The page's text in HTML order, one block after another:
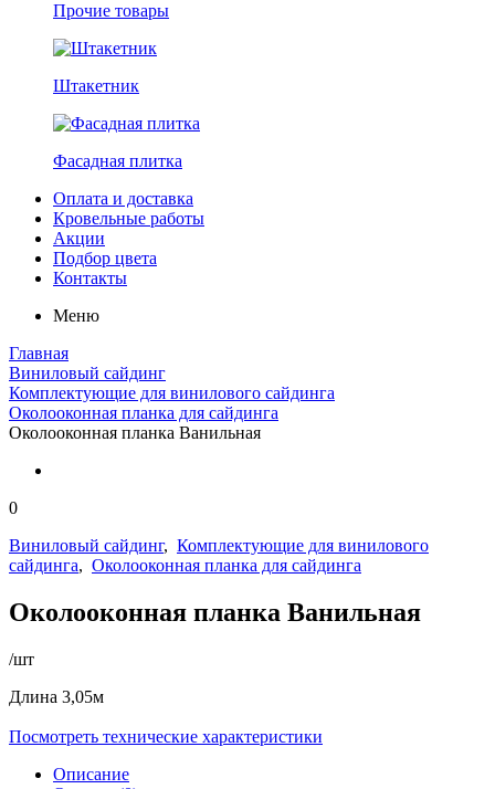
Прочие товары
Штакетник
Фасадная плитка
Оплата и доставка
Кровельные работы
Акции
Подбор цвета
Контакты
Меню
Главная
Виниловый сайдинг
Комплектующие для винилового сайдинга
Околооконная планка для сайдинга
Околооконная планка Ванильная
0
Виниловый сайдинг, Комплектующие для винилового
сайдинга, Околооконная планка для сайдинга
Околооконная планка Ванильная
/шт
Длина 3,05м
Посмотреть технические характеристики
Описание